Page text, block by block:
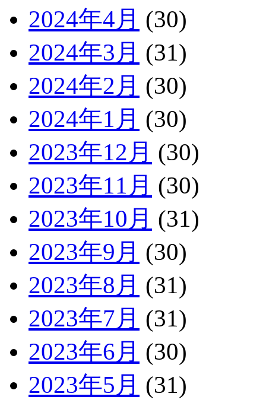
2024年4月 (30)
2024年3月 (31)
2024年2月 (30)
2024年1月 (30)
2023年12月 (30)
2023年11月 (30)
2023年10月 (31)
2023年9月 (30)
2023年8月 (31)
2023年7月 (31)
2023年6月 (30)
2023年5月 (31)